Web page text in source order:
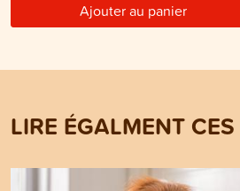
Ajouter au panier
LIRE ÉGALMENT